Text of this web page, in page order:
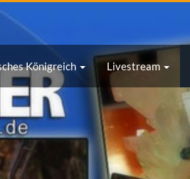
konfigurieren
Königreich Livestream